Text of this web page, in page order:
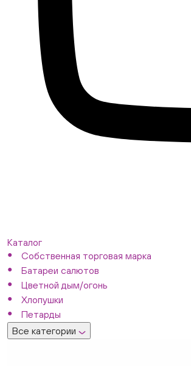
Каталог
Собственная торговая марка
Батареи салютов
Цветной дым/огонь
Хлопушки
Петарды
Все категории